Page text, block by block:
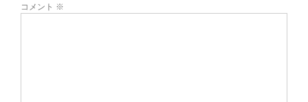
コメント ※